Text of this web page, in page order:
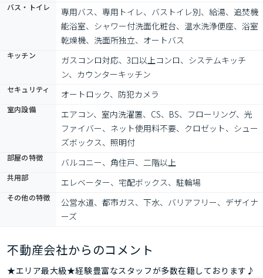
バス・トイレ
専用バス、専用トイレ、バストイレ別、給湯、追焚機
能浴室、シャワー付洗面化粧台、温水洗浄便座、浴室
乾燥機、洗面所独立、オートバス
キッチン
ガスコンロ対応、3口以上コンロ、システムキッチ
ン、カウンターキッチン
セキュリティ オートロック、防犯カメラ
室内設備
エアコン、室内洗濯置、CS、BS、フローリング、光
ファイバー、ネット使用料不要、クロゼット、シュー
ズボックス、照明付
部屋の特徴 バルコニー、角住戸、二階以上
共用部 エレベーター、宅配ボックス、駐輪場
その他の特徴
公営水道、都市ガス、下水、バリアフリー、デザイナ
ーズ
不動産会社からのコメント
★エリア最大級★経験豊富なスタッフが多数在籍しております♪